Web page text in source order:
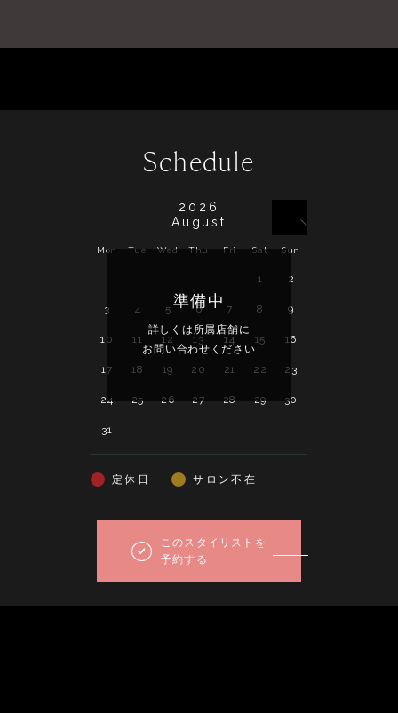
Schedule
2026
August
Mon Tue Wed Thu Fri Sat Sun
1 2
3 4 5 6 7 8 9
10 11 12 13 14 15 16
17 18 19 20 21 22 23
24 25 26 27 28 29 30
31
準備中
詳しくは所属店舗に
お問い合わせください
定休日 サロン不在
このスタイリストを
予約する